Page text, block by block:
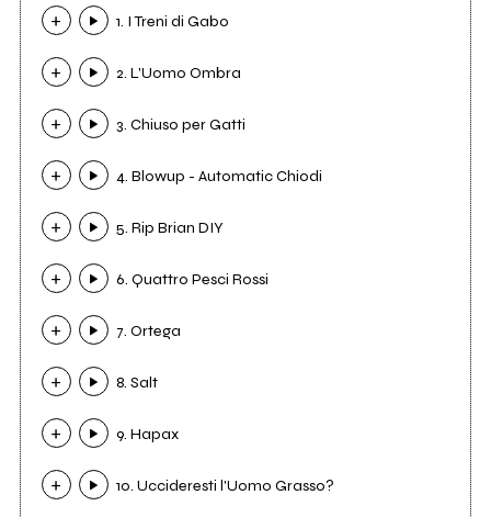
1. I Treni di Gabo
2. L'Uomo Ombra
3. Chiuso per Gatti
4. Blowup - Automatic Chiodi
5. Rip Brian DIY
6. Quattro Pesci Rossi
7. Ortega
8. Salt
9. Hapax
10. Uccideresti l'Uomo Grasso?